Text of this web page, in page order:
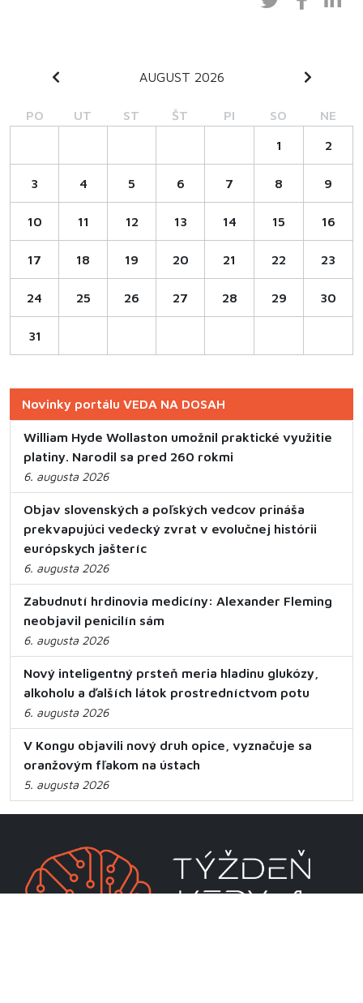
AUGUST 2026
PO UT ST ŠT PI SO NE
1 2
3 4 5 6 7 8 9
10 11 12 13 14 15 16
17 18 19 20 21 22 23
24 25 26 27 28 29 30
31
Novinky portálu VEDA NA DOSAH
William Hyde Wollaston umožnil praktické využitie
platiny. Narodil sa pred 260 rokmi
6. augusta 2026
Objav slovenských a poľských vedcov prináša
prekvapujúci vedecký zvrat v evolučnej histórii
európskych jašteríc
6. augusta 2026
Zabudnutí hrdinovia medicíny: Alexander Fleming
neobjavil penicilín sám
6. augusta 2026
Nový inteligentný prsteň meria hladinu glukózy,
alkoholu a ďalších látok prostredníctvom potu
6. augusta 2026
V Kongu objavili nový druh opice, vyznačuje sa
oranžovým fľakom na ústach
5. augusta 2026